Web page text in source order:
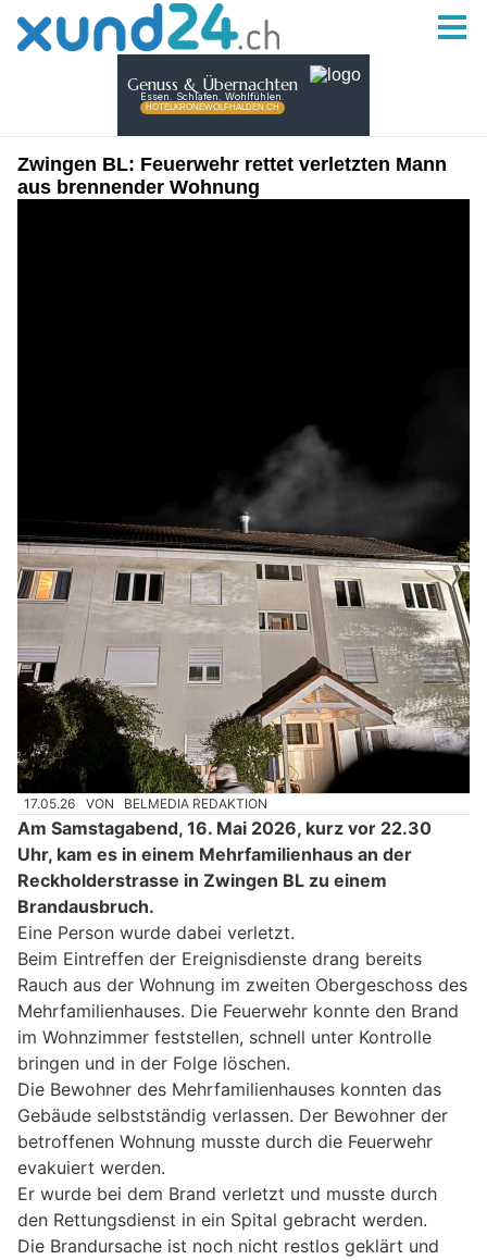
Zwingen BL: Feuerwehr rettet verletzten Mann
aus brennender Wohnung
17.05.26 VON BELMEDIA REDAKTION
Am Samstagabend, 16. Mai 2026, kurz vor 22.30
Uhr, kam es in einem Mehrfamilienhaus an der
Reckholderstrasse in Zwingen BL zu einem
Brandausbruch.
Eine Person wurde dabei verletzt.
Beim Eintreffen der Ereignisdienste drang bereits
Rauch aus der Wohnung im zweiten Obergeschoss des
Mehrfamilienhauses. Die Feuerwehr konnte den Brand
im Wohnzimmer feststellen, schnell unter Kontrolle
bringen und in der Folge löschen.
Die Bewohner des Mehrfamilienhauses konnten das
Gebäude selbstständig verlassen. Der Bewohner der
betroffenen Wohnung musste durch die Feuerwehr
evakuiert werden.
Er wurde bei dem Brand verletzt und musste durch
den Rettungsdienst in ein Spital gebracht werden.
Die Brandursache ist noch nicht restlos geklärt und